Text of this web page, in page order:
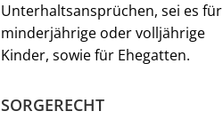
Unterhaltsansprüchen, sei es für
minderjährige oder volljährige
Kinder, sowie für Ehegatten.
SORGERECHT